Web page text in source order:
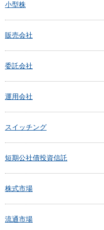
小型株
販売会社
委託会社
運用会社
スイッチング
短期公社債投資信託
株式市場
流通市場